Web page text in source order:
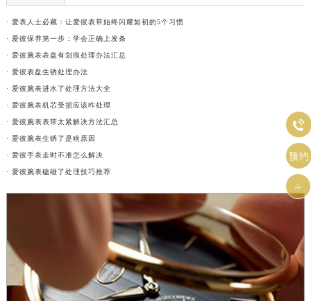
· 爱表人士必藏：让爱彼表带始终闪耀如初的5个习惯
· 爱彼保养第一步：学会正确上发条
· 爱彼腕表表盘有划痕处理办法汇总
· 爱彼表盘生锈处理办法
· 爱彼腕表进水了处理方法大全
· 爱彼腕表机芯受损应该咋处理
· 爱彼腕表表带太紧解决方法汇总
· 爱彼腕表生锈了是啥原因
· 爱彼手表走时不准怎么解决
· 爱彼腕表磕碰了处理技巧推荐

预约
